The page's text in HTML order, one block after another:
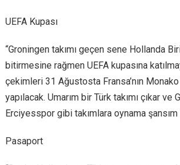
UEFA Kupası
“Groningen takımı geçen sene Hollanda
bitirmesine rağmen UEFA kupasına
çekimleri 31 Ağustosta Fransa’nın
yapılacak. Umarım bir Türk takımı çıkar ve
Erciyesspor gibi takımlara oynama
Pasaport